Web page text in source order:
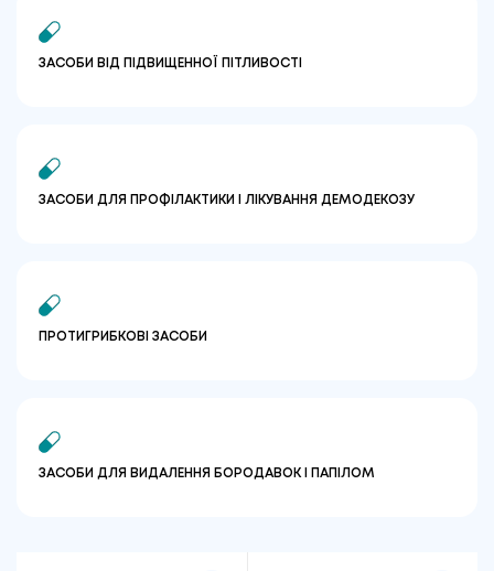
ЗАСОБИ ВІД ПІДВИЩЕННОЇ ПІТЛИВОСТІ
ЗАСОБИ ДЛЯ ПРОФІЛАКТИКИ І ЛІКУВАННЯ ДЕМОДЕКОЗУ
ПРОТИГРИБКОВІ ЗАСОБИ
ЗАСОБИ ДЛЯ ВИДАЛЕННЯ БОРОДАВОК І ПАПІЛОМ